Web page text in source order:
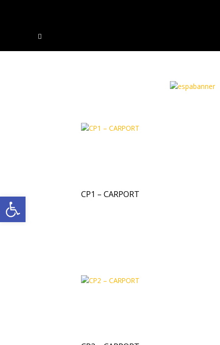
CP1 – CARPORT
Ανοίξτε τη γραμμή εργαλείων